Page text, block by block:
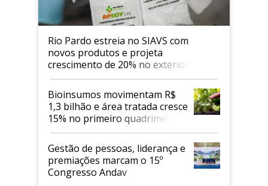
Rio Pardo estreia no SIAVS com
novos produtos e projeta
crescimento de 20% no exterior
Bioinsumos movimentam R$
1,3 bilhão e área tratada cresce
15% no primeiro quadrimestre
de 2026
Gestão de pessoas, liderança e
premiações marcam o 15º
Congresso Andav